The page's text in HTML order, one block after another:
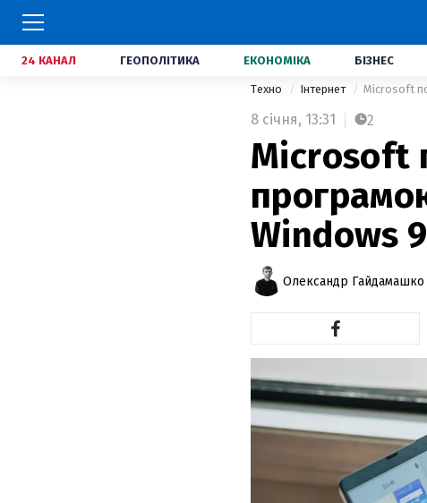
24 КАНАЛ ГЕОПОЛІТИКА ЕКОНОМІКА БІЗНЕС
Техно Інтернет Microsoft
8 січня, 13:31 2
Microsoft
Windows
Олександр Гайдамашко